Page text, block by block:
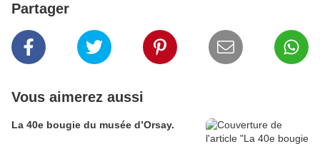
Partager
Vous aimerez aussi
La 40e bougie du musée d’Orsay.